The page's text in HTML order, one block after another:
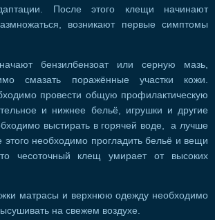
После этого клещи начинают
возникают первые симптомы
бензилбензоат или серную мазь,
смазать поражённые участки кожи.
провести общую профилактическую
и нижнее бельё, игрушки и другие
выстирать в горячей воде, а лучше
этого необходимо прогладить бельё и вещи
чесоточный клещ умирает от высоких
матрасы и верхнюю одежду необходимо
на свежем воздухе.